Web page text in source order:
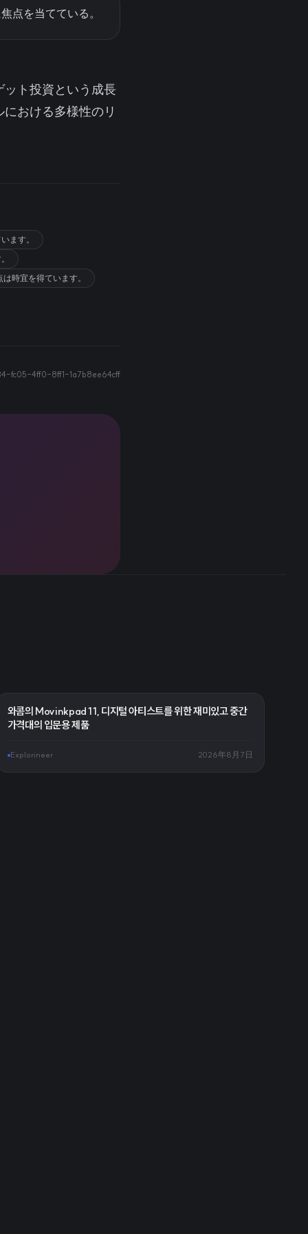
点を当てている。
ト投資という成長
おける多様性のリ
ます。
時宜を得ています。
fc05-4ff0-8ff1-1a7b8ee64cff
와콤의 Movinkpad 11, 디지털 아티스트를 위한 재미있고 중간
가격대의 입문용 제품
Explorineer 2026年8月7日